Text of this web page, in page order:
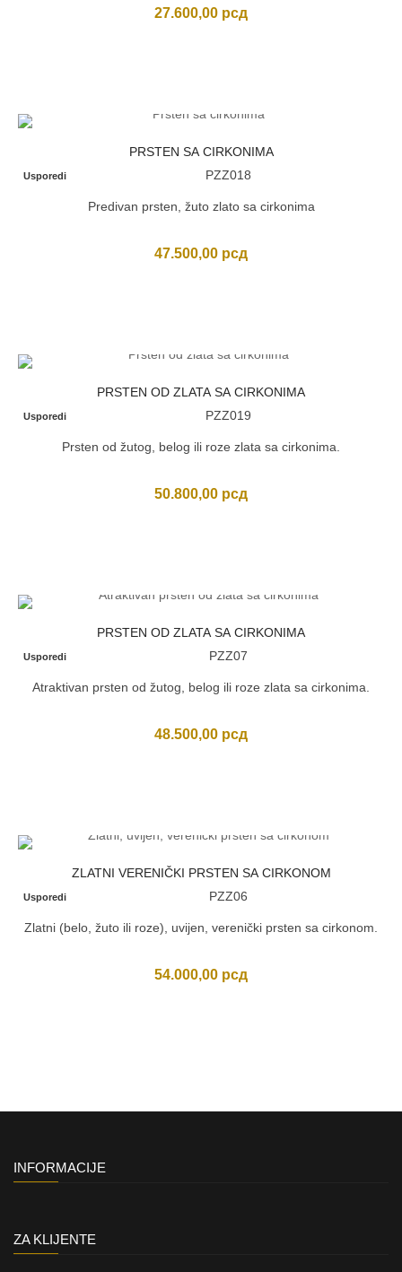
27.600,00 рсд
PRSTEN SA CIRKONIMA
Usporedi PZZ018
Predivan prsten, žuto zlato sa cirkonima
47.500,00 рсд
PRSTEN OD ZLATA SA CIRKONIMA
Usporedi PZZ019
Prsten od žutog, belog ili roze zlata sa cirkonima.
50.800,00 рсд
PRSTEN OD ZLATA SA CIRKONIMA
Usporedi PZZ07
Atraktivan prsten od žutog, belog ili roze zlata sa cirkonima.
48.500,00 рсд
ZLATNI VERENIČKI PRSTEN SA CIRKONOM
Usporedi PZZ06
Zlatni (belo, žuto ili roze), uvijen, verenički prsten sa cirkonom.
54.000,00 рсд
INFORMACIJE
ZA KLIJENTE